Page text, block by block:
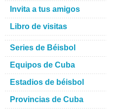
Invita a tus amigos
Libro de visitas
Series de Béisbol
Equipos de Cuba
Estadios de béisbol
Provincias de Cuba